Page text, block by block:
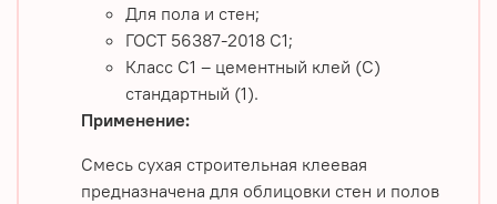
Для пола и стен;
ГОСТ 56387-2018 С1;
Класс С1 – цементный клей (С)
стандартный (1).
Применение:
Смесь сухая строительная клеевая
предназначена для облицовки стен и полов